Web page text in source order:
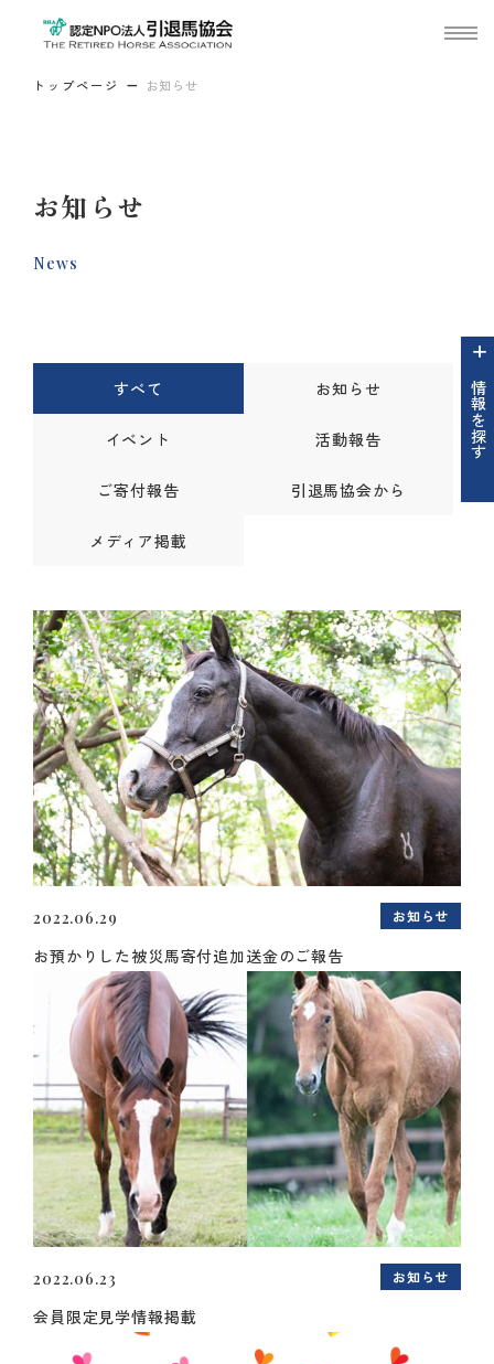
トップページ お知らせ
お知らせ
News
情報を探す
すべて お知らせ
イベント 活動報告
ご寄付報告 引退馬協会から
メディア掲載
2022.06.29 お知らせ
お預かりした被災馬寄付追加送金のご報告
2022.06.23 お知らせ
会員限定見学情報掲載